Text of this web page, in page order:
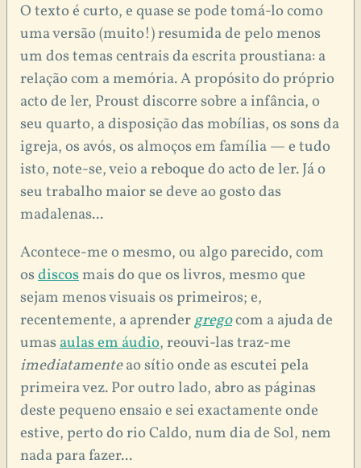
O texto é curto, e quase se pode tomá-lo como
uma versão (muito!) resumida de pelo menos
um dos temas centrais da escrita proustiana: a
relação com a memória. A propósito do próprio
acto de ler, Proust discorre sobre a infância, o
seu quarto, a disposição das mobílias, os sons da
igreja, os avós, os almoços em família — e tudo
isto, note-se, veio a reboque do acto de ler. Já o
seu trabalho maior se deve ao gosto das
madalenas...
Acontece-me o mesmo, ou algo parecido, com
osdiscosmais do que os livros, mesmo que
sejam menos visuais os primeiros; e,
recentemente, a aprendergregocom a ajuda de
umasaulas em áudio, reouvi-las traz-me
imediatamenteao sítio onde as escutei pela
primeira vez. Por outro lado, abro as páginas
deste pequeno ensaio e sei exactamente onde
estive, perto do rio Caldo, num dia de Sol, nem
nada para fazer...